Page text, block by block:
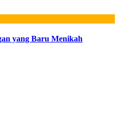
yang Baru Menikah